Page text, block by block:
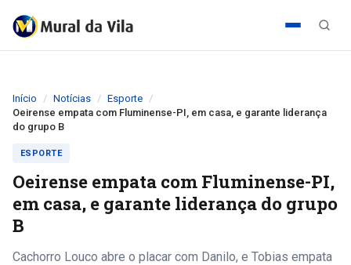
Início Notícias
Esporte
Oeirense empata com Fluminense-PI, em casa, e garante liderança
do grupo B
ESPORTE
Oeirense empata com Fluminense-PI,
em casa, e garante liderança do grupo
B
Cachorro Louco abre o placar com Danilo, e Tobias empata